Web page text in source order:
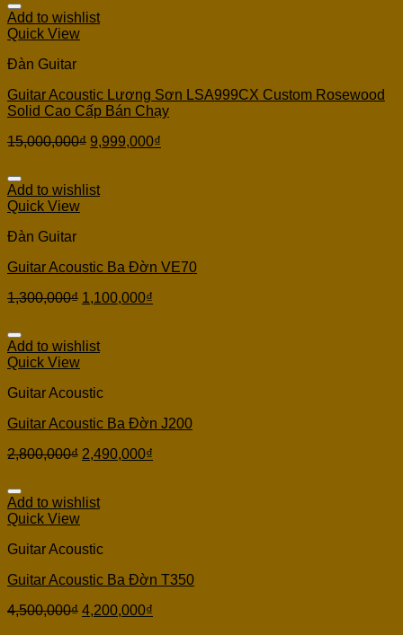
Add to wishlist
Quick View
Đàn Guitar
Guitar Acoustic Lương Sơn LSA999CX Custom Rosewood
Solid Cao Cấp Bán Chạy
15,000,000₫ 9,999,000₫
Add to wishlist
Quick View
Đàn Guitar
Guitar Acoustic Ba Đờn VE70
1,300,000₫ 1,100,000₫
Add to wishlist
Quick View
Guitar Acoustic
Guitar Acoustic Ba Đờn J200
2,800,000₫ 2,490,000₫
Add to wishlist
Quick View
Guitar Acoustic
Guitar Acoustic Ba Đờn T350
4,500,000₫ 4,200,000₫